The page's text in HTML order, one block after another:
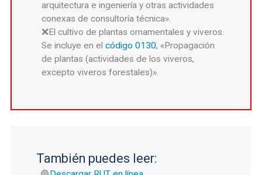
arquitectura e ingeniería y otras actividades
conexas de consultoría técnica».
El cultivo de plantas ornamentales y viveros.
Se incluye en elcódigo 0130, «Propagación
de plantas (actividades de los viveros,
excepto viveros forestales)».
También puedes leer: